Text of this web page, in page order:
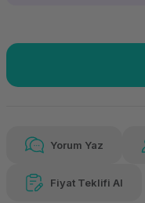
Güvenilir Alışveriş
Yorum Yaz
Fiyat Teklifi Al